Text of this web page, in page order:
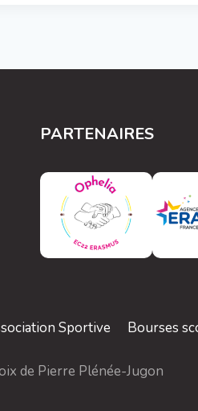
PARTENAIRES
Sportive Bourses
de Pierre Plénée-Jugon